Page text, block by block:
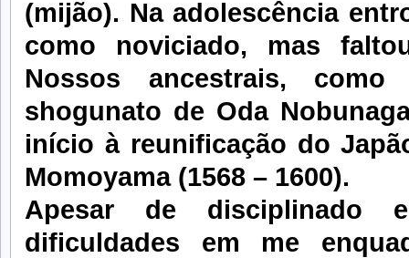
(mijão). Na adolescência
como noviciado, mas
Nossos ancestrais,
shogunato de Oda
início à reunificação do
Momoyama (1568 – 1600).
Apesar de disciplinado
dificuldades em me